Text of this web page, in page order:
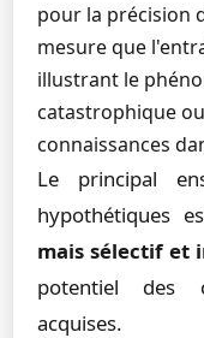
pour la précision
mesure que
illustrant le
catastrophique
connaissances
Le principal
hypothétiques
mais sélectif et
potentiel des
acquises.